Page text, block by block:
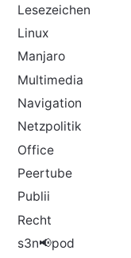
Lesezeichen
Linux
Manjaro
Multimedia
Navigation
Netzpolitik
Office
Peertube
Publii
Recht
s3n📢pod